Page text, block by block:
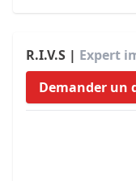
R.I.V.S | Expert
Demander un